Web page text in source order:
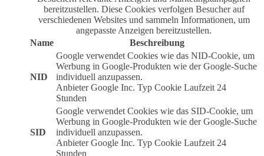
bereitzustellen. Diese Cookies verfolgen Besucher auf
verschiedenen Websites und sammeln Informationen, um
angepasste Anzeigen bereitzustellen.
Name
Beschreibung
NID
Google verwendet Cookies wie das NID-Cookie, um
Werbung in Google-Produkten wie der Google-Suche
individuell anzupassen.
Anbieter Google Inc. Typ Cookie Laufzeit 24
Stunden
SID
Google verwendet Cookies wie das SID-Cookie, um
Werbung in Google-Produkten wie der Google-Suche
individuell anzupassen.
Anbieter Google Inc. Typ Cookie Laufzeit 24
Stunden